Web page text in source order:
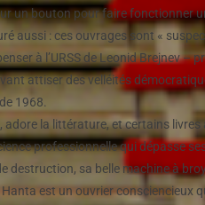
un bouton pour faire fonctionner
aussi : ces ouvrages sont «
à l’URSS de Leonid Brejnev –
attiser des velléités
1968.
la littérature, et certains
professionnelle qui dépasse
destruction, sa belle machine à
Hanta est un ouvrier consciencieux